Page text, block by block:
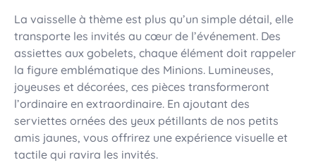
La vaisselle à thème est plus qu’un simple détail, elle
transporte les invités au cœur de l’événement. Des
assiettes aux gobelets, chaque élément doit rappeler
la figure emblématique des Minions. Lumineuses,
joyeuses et décorées, ces pièces transformeront
l’ordinaire en extraordinaire. En ajoutant des
serviettes ornées des yeux pétillants de nos petits
amis jaunes, vous offrirez une expérience visuelle et
tactile qui ravira les invités.